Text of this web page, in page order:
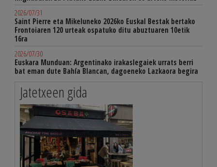
2026/07/31
Saint Pierre eta Mikeluneko 2026ko Euskal Bestak bertako
Frontoiaren 120 urteak ospatuko ditu abuztuaren 10etik
16ra
2026/07/30
Euskara Munduan: Argentinako irakaslegaiek urrats berri
bat eman dute Bahía Blancan, dagoeneko Lazkaora begira
Jatetxeen gida